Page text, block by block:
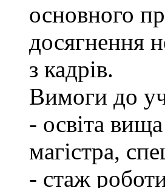
основного
досягнення
з кадрів.
Вимоги до
- освіта
магістра,
- стаж